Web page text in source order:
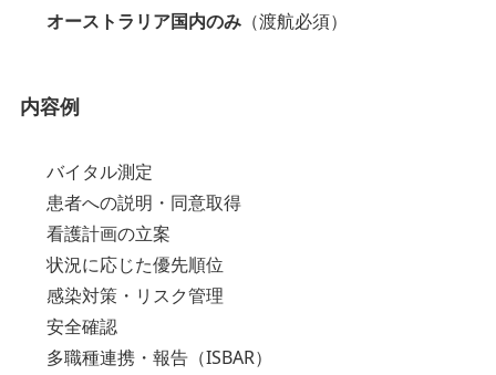
オーストラリア国内のみ（渡航必須）
内容例
バイタル測定
患者への説明・同意取得
看護計画の立案
状況に応じた優先順位
感染対策・リスク管理
安全確認
多職種連携・報告（ISBAR）